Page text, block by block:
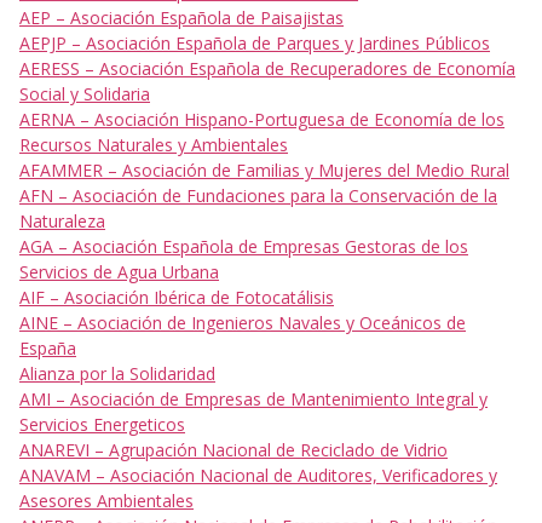
AEP – Asociación Española de Paisajistas
AEPJP – Asociación Española de Parques y Jardines Públicos
AERESS – Asociación Española de Recuperadores de Economía
Social y Solidaria
AERNA – Asociación Hispano-Portuguesa de Economía de los
Recursos Naturales y Ambientales
AFAMMER – Asociación de Familias y Mujeres del Medio Rural
AFN – Asociación de Fundaciones para la Conservación de la
Naturaleza
AGA – Asociación Española de Empresas Gestoras de los
Servicios de Agua Urbana
AIF – Asociación Ibérica de Fotocatálisis
AINE – Asociación de Ingenieros Navales y Oceánicos de
España
Alianza por la Solidaridad
AMI – Asociación de Empresas de Mantenimiento Integral y
Servicios Energeticos
ANAREVI – Agrupación Nacional de Reciclado de Vidrio
ANAVAM – Asociación Nacional de Auditores, Verificadores y
Asesores Ambientales